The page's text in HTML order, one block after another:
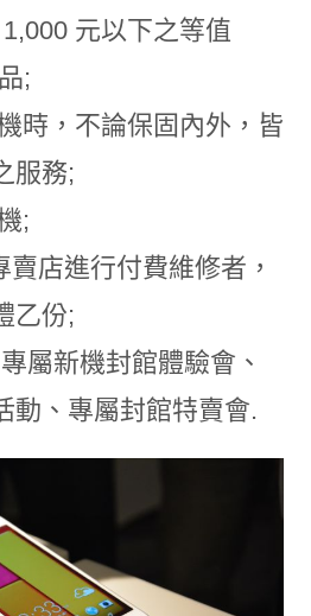
元以下之等值
;
時，不論保固內外，皆
服務;
;
賣店進行付費維修者，
乙份;
屬新機封館體驗會、
動、專屬封館特賣會.